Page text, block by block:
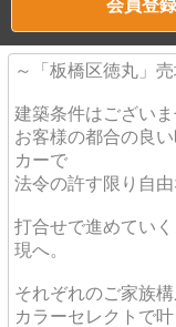
会員登録
～「板橋区徳丸」
建築条件はございま
お客様の都合の良
カーで
法令の許す限り自
打合せで進めてい
現へ。
それぞれのご家族
カラーセレクトで